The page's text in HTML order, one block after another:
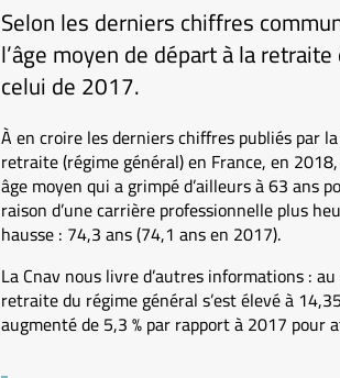
Selon les derniers chiffres
l’âge moyen de départ à la
celui de 2017.
À en croire les derniers chiffres publiés par
retraite (régime général) en France, en
âge moyen qui a grimpé d’ailleurs à 63 ans
raison d’une carrière professionnelle plus
hausse : 74,3 ans (74,1 ans en 2017).
La Cnav nous livre d’autres informations :
retraite du régime général s’est élevé à
augmenté de 5,3 % par rapport à 2017 pour